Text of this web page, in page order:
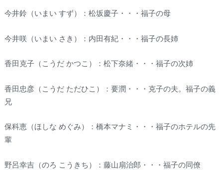
今井鈴（いまい すず）：松坂慶子・・・福子の母
今井咲（いまい さき）：内田有紀・・・福子の長姉
香田克子（こうだ かつこ）：松下奈緒・・・福子の次姉
香田忠彦（こうだ ただひこ）：要潤・・・克子の夫。福子の義
兄
保科恵（ほしな めぐみ）：橋本マナミ・・・福子のホテルの先
輩
野呂幸吉（のろ こうきち）：藤山扇治郎・・・福子の同僚